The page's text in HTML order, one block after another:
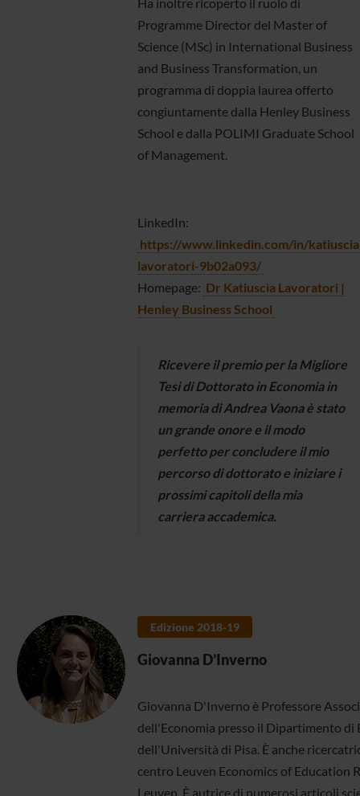
Programme Director del Master of
Science (MSc) in International Business
and Business Transformation, un
programma di doppia laurea offerto
congiuntamente dalla Henley Business
School e dalla POLIMI Graduate School
of Management.
LinkedIn:
https://www.linkedin.com/in/
lavoratori-9b02a093/
Homepage: Dr Katiuscia Lavoratori |
Henley Business School
Ricevere il premio per la Migliore
Tesi di Dottorato in Economia in
memoria di Andrea Vaona è stato
un grande onore e il modo
perfetto per concludere il mio
percorso di dottorato e iniziare i
prossimi capitoli della mia
carriera accademica.
Edizione 2018-19
Giovanna D’Inverno
Giovanna D'Inverno è Professore
dell'Economia presso il Dipartimento di
dell'Università di Pisa. È anche
centro Leuven Economics of Education
Leuven. È autrice di numerosi articoli